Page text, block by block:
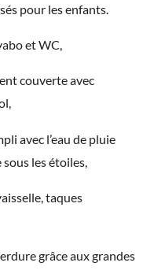
pour les enfants.
et WC,
couverte avec
avec l’eau de pluie
les étoiles,
taques
grâce aux grandes